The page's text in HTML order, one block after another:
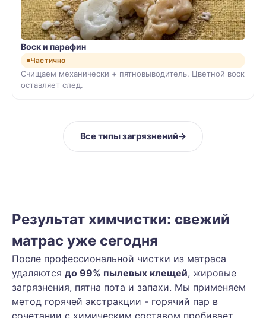
Воск и парафин
Частично
Счищаем механически + пятновыводитель. Цветной воск
оставляет след.
Все типы загрязнений→
Результат химчистки: свежий
матрас уже сегодня
После профессиональной чистки из матраса
удаляются до 99% пылевых клещей, жировые
загрязнения, пятна пота и запахи. Мы применяем
метод горячей экстракции - горячий пар в
сочетании с химическим составом пробивает